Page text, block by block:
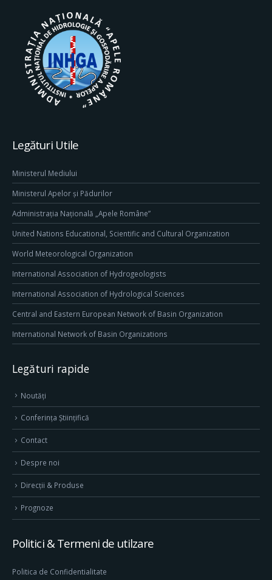
Legături Utile
Ministerul Mediului
Ministerul Apelor și Pădurilor
Administrația Națională „Apele Române”
United Nations Educational, Scientific and Cultural Organization
World Meteorological Organization
International Association of Hydrogeologists
International Association of Hydrological Sciences
Central and Eastern European Network of Basin Organization
International Network of Basin Organizations
Legături rapide
Noutăți
Conferința Științifică
Contact
Despre noi
Direcţii & Produse
Prognoze
Politici & Termeni de utilzare
Politica de Confidentialitate